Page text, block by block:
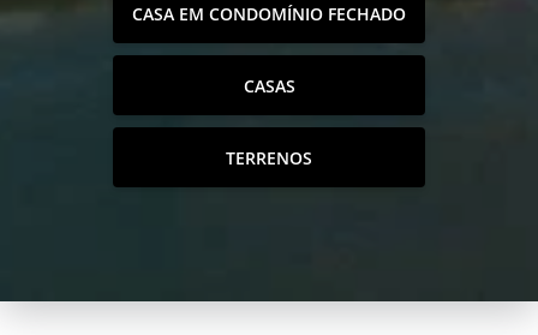
CASA EM CONDOMÍNIO FECHADO
CASAS
TERRENOS